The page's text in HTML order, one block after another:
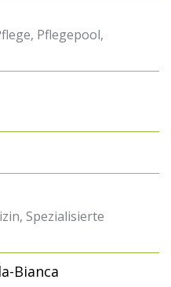
Pflegepool,
Spezialisierte
Bianca